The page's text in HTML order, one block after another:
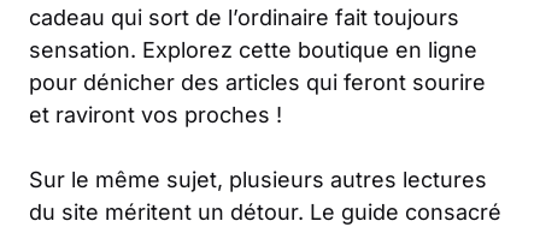
cadeau qui sort de l’ordinaire fait toujours
sensation. Explorez cette boutique en ligne
pour dénicher des articles qui feront sourire
et raviront vos proches !
Sur le même sujet, plusieurs autres lectures
du site méritent un détour. Le guide consacré